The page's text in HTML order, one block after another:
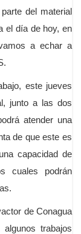
del material
el día de hoy, en
a echar a
este jueves
junto a las dos
atender una
de que este es
capacidad de
cuales podrán
de Conagua
trabajos